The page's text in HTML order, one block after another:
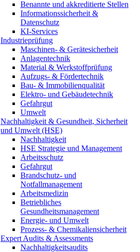
Benannte und akkreditierte Stellen
Informationssicherheit &
Datenschutz
KI-Services
Industrieprüfung
Maschinen- & Gerätesicherheit
Anlagentechnik
Material & Werkstoffprüfung
Aufzugs- & Fördertechnik
Bau- & Immobilienqualität
Elektro- und Gebäudetechnik
Gefahrgut
Umwelt
Nachhaltigkeit & Gesundheit, Sicherheit
und Umwelt (HSE)
Nachhaltigkeit
HSE Strategie und Management
Arbeitsschutz
Gefahrgut
Brandschutz- und
Notfallmanagement
Arbeitsmedizin
Betriebliches
Gesundheitsmanagement
Energie- und Umwelt
Prozess- & Chemikaliensicherheit
Expert Audits & Assessments
Nachhaltigkeitsaudits